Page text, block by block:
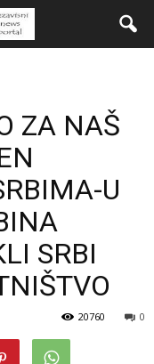
ZA NAŠ
U
SRBI
0
20760